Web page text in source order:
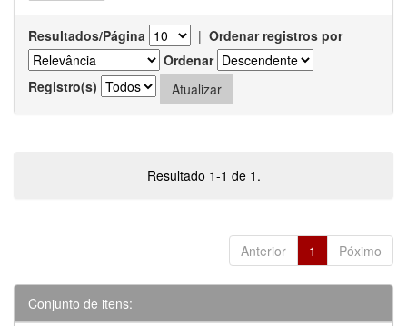
Resultados/Página | Ordenar registros por
Ordenar
Registro(s)
Resultado 1-1 de 1.
Anterior 1 Póximo
Conjunto de itens: